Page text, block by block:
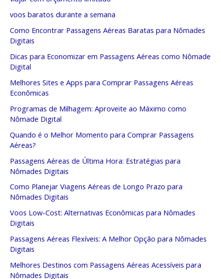
voos baratos durante a semana
Como Encontrar Passagens Aéreas Baratas para Nômades
Digitais
Dicas para Economizar em Passagens Aéreas como Nômade
Digital
Melhores Sites e Apps para Comprar Passagens Aéreas
Econômicas
Programas de Milhagem: Aproveite ao Máximo como
Nômade Digital
Quando é o Melhor Momento para Comprar Passagens
Aéreas?
Passagens Aéreas de Última Hora: Estratégias para
Nômades Digitais
Como Planejar Viagens Aéreas de Longo Prazo para
Nômades Digitais
Voos Low-Cost: Alternativas Econômicas para Nômades
Digitais
Passagens Aéreas Flexíveis: A Melhor Opção para Nômades
Digitais
Melhores Destinos com Passagens Aéreas Acessíveis para
Nômades Digitais